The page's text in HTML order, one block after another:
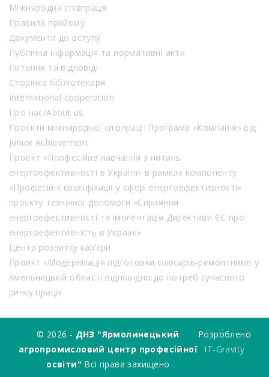
Міжнародна співпраця
Правила прийому
Документи до вступу
Публічна інформація та нормативні акти
Питання та відповіді
Сторінка бібліотекаря
International cooperation
Про нас/About us
Проєкти міжнародної співпраці: Програма «Компанія» від
Junior Achievement
Проект «Професійне навчання з питань
енергоефективності в Україні» в рамках компоненту
«Професійні кваліфікації у сфері енергоефективності»
проєкту технічної допомоги «Сприяння
енергоефективності та імплентація Директиви ЄС про
енергоефективність в Україні»
Центр розвитку кар’єри
Проект «Модернізація підготовки слюсарів-ремонтників у
Хмельницькій області відповідно до потреб сучасного
ринку праці»
© 2026 - ДНЗ "Ярмолинецький
агропромисловий центр професійної
освіти" Всі права захищено
Розроблено
IT-Gravity